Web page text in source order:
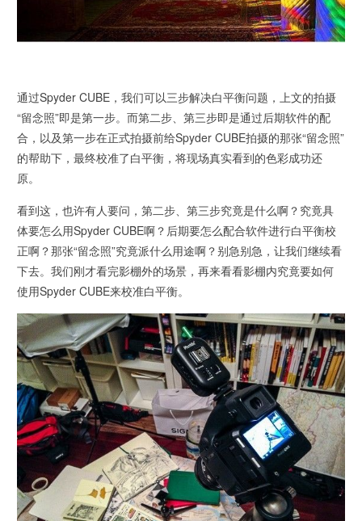
通过Spyder CUBE，我们可以三步解决白平衡问题，上文的拍摄
“留念照”即是第一步。而第二步、第三步即是通过后期软件的配
合，以及第一步在正式拍摄前给Spyder CUBE拍摄的那张“留念照”
的帮助下，最终校准了白平衡，将现场真实看到的色彩成功还
原。
看到这，也许有人要问，第二步、第三步究竟是什么啊？究竟具
体要怎么用Spyder CUBE啊？后期要怎么配合软件进行白平衡校
正啊？那张“留念照”究竟派什么用途啊？别急别急，让我们继续看
下去。我们刚才看完影棚外的场景，再来看看影棚内究竟要如何
使用Spyder CUBE来校准白平衡。